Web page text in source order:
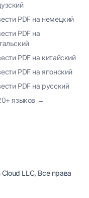
PDF на немецкий
PDF на
PDF на китайский
PDF на японский
PDF на русский
языков →
LLC, Все права